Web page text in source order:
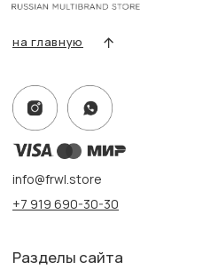
Контакты, реквизиты
Информация
Публичная оферта
Создание сайта
Адрес:
г. Казань, ул. Проспект Победы, 141 ТЦ МЕГА
ПН-ВС с 10:00 до 22:00